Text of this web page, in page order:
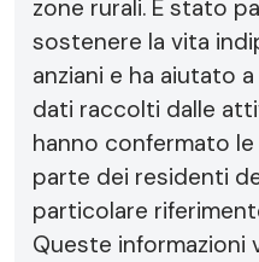
zone rurali. È stato
sostenere la vita
anziani e ha aiutato
dati raccolti dalle
hanno confermato
parte dei residenti
particolare
Queste informazioni